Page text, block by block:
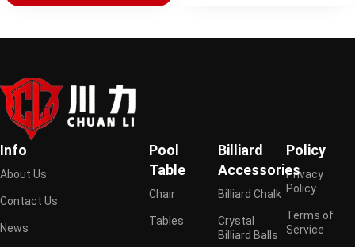
Info
About Us
Contact Us
News
Pool
Table
Chair
Tables
Billiard
Accessories
Billiard Chalk
Crystal
Billiard Balls
Policy
Privacy
Policy
Terms of
Service